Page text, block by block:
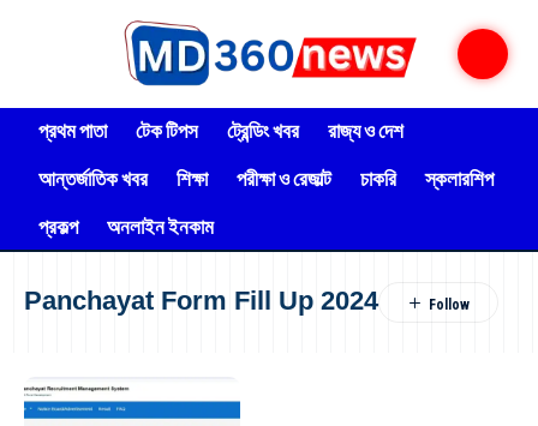
প্রথম পাতা টেক টিপস ট্রেন্ডিং খবর
রাজ্য ও দেশ
আন্তর্জাতিক খবর
শিক্ষা পরীক্ষা ও রেজাল্ট চাকরি
স্কলারশিপ
প্রকল্প
অনলাইন ইনকাম
Panchayat Form Fill Up 2024